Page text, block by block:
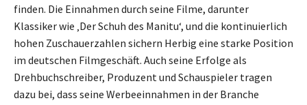
finden. Die Einnahmen durch seine Filme, darunter
Klassiker wie ‚Der Schuh des Manitu‘, und die kontinuierlich
hohen Zuschauerzahlen sichern Herbig eine starke Position
im deutschen Filmgeschäft. Auch seine Erfolge als
Drehbuchschreiber, Produzent und Schauspieler tragen
dazu bei, dass seine Werbeeinnahmen in der Branche